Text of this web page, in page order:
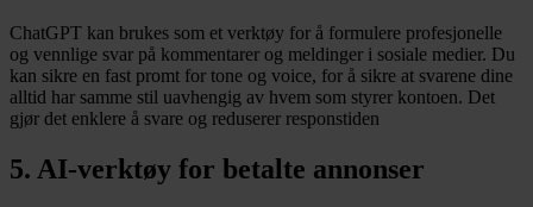
ChatGPT kan brukes som et verktøy for å formulere profesjonelle
og vennlige svar på kommentarer og meldinger i sosiale medier. Du
kan sikre en fast promt for tone og voice, for å sikre at svarene dine
alltid har samme stil uavhengig av hvem som styrer kontoen. Det
gjør det enklere å svare og reduserer responstiden
5. AI-verktøy for betalte annonser